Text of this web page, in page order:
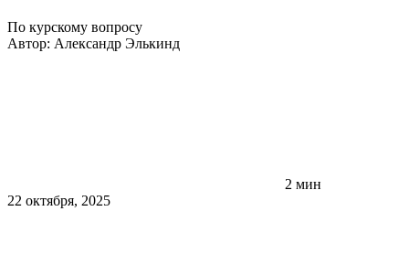
По курскому вопросу
Автор: Александр Элькинд
2 мин
22 октября, 2025